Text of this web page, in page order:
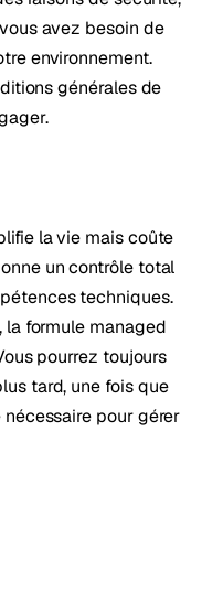
avez besoin de
environnement.
générales de
la vie mais coûte
un contrôle total
techniques.
la formule managed
pourrez toujours
tard, une fois que
pour gérer